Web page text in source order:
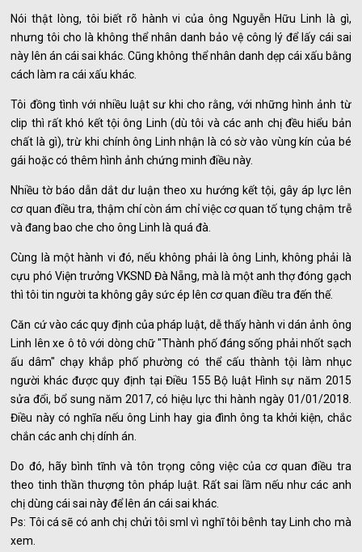
Nói thật lòng, tôi biết rõ hành vi của ông Nguyễn Hữu Linh là gì,
nhưng tôi cho là không thể nhân danh bảo vệ công lý để lấy cái sai
này lên án cái sai khác. Cũng không thể nhân danh dẹp cái xấu bằng
cách làm ra cái xấu khác.
Tôi đồng tình với nhiều luật sư khi cho rằng, với những hình ảnh từ
clip thì rất khó kết tội ông Linh (dù tôi và các anh chị đều hiểu bản
chất là gì), trừ khi chính ông Linh nhận là có sờ vào vùng kín của bé
gái hoặc có thêm hình ảnh chứng minh điều này.
Nhiều tờ báo dẫn dắt dư luận theo xu hướng kết tội, gây áp lực lên
cơ quan điều tra, thậm chí còn ám chỉ việc cơ quan tố tụng chậm trễ
và đang bao che cho ông Linh là quá đà.
Cùng là một hành vi đó, nếu không phải là ông Linh, không phải là
cựu phó Viện trưởng VKSND Đà Nẵng, mà là một anh thợ đóng gạch
thì tôi tin người ta không gây sức ép lên cơ quan điều tra đến thế.
Căn cứ vào các quy định của pháp luật, dễ thấy hành vi dán ảnh ông
Linh lên xe ô tô với dòng chữ "Thành phố đáng sống phải nhốt sạch
ấu dâm" chạy khắp phố phường có thể cấu thành tội làm nhục
người khác được quy định tại Điều 155 Bộ luật Hình sự năm 2015
sửa đổi, bổ sung năm 2017, có hiệu lực thi hành ngày 01/01/2018.
Điều này có nghĩa nếu ông Linh hay gia đình ông ta khởi kiện, chắc
chắn các anh chị dính án.
Do đó, hãy bình tĩnh và tôn trọng công việc của cơ quan điều tra
theo tinh thần thượng tôn pháp luật. Rất sai lầm nếu như các anh
chị dùng cái sai này để lên án cái sai khác.
Ps: Tôi cá sẽ có anh chị chửi tôi sml vì nghĩ tôi bênh tay Linh cho mà
xem.